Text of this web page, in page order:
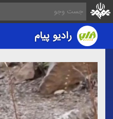
رادیو پیام